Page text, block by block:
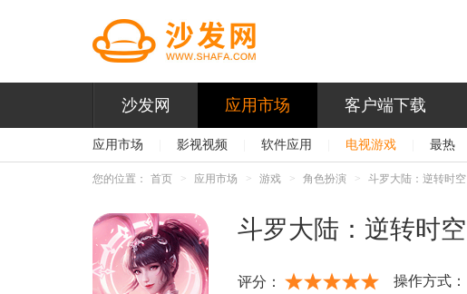
沙发网 应用市场 客户端下载
应用市场 影视视频 软件应用 电视游戏 最热
您的位置： 首页 应用市场 游戏 角色扮演 斗罗大陆：逆转时空
斗罗大陆：逆转时空
评分： 操作方式：